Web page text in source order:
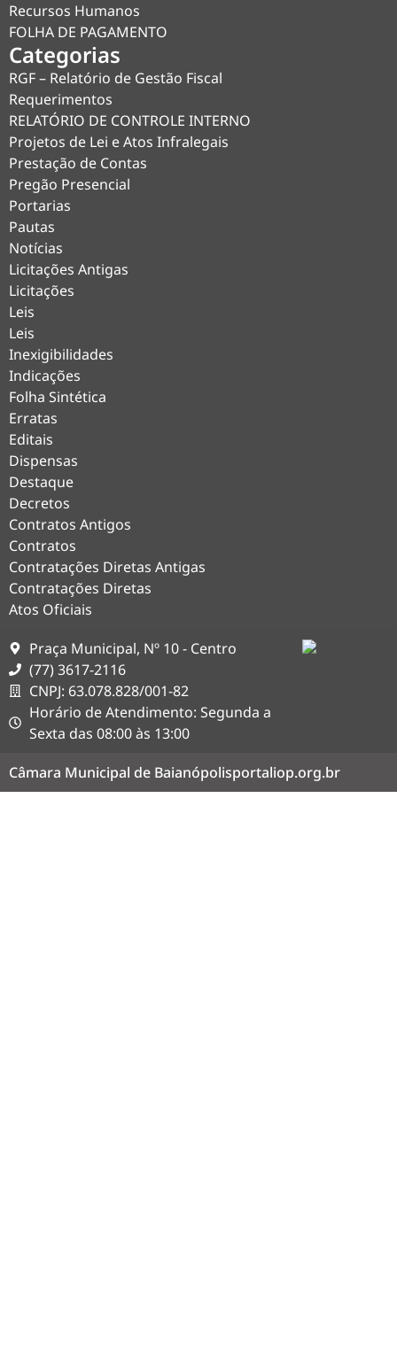
Recursos Humanos
FOLHA DE PAGAMENTO
Categorias
RGF – Relatório de Gestão Fiscal
Requerimentos
RELATÓRIO DE CONTROLE INTERNO
Projetos de Lei e Atos Infralegais
Prestação de Contas
Pregão Presencial
Portarias
Pautas
Notícias
Licitações Antigas
Licitações
Leis
Leis
Inexigibilidades
Indicações
Folha Sintética
Erratas
Editais
Dispensas
Destaque
Decretos
Contratos Antigos
Contratos
Contratações Diretas Antigas
Contratações Diretas
Atos Oficiais
Praça Municipal, Nº 10 - Centro
(77) 3617-2116
CNPJ: 63.078.828/001-82
Horário de Atendimento: Segunda a
Sexta das 08:00 às 13:00
Câmara Municipal de Baianópolisportaliop.org.br